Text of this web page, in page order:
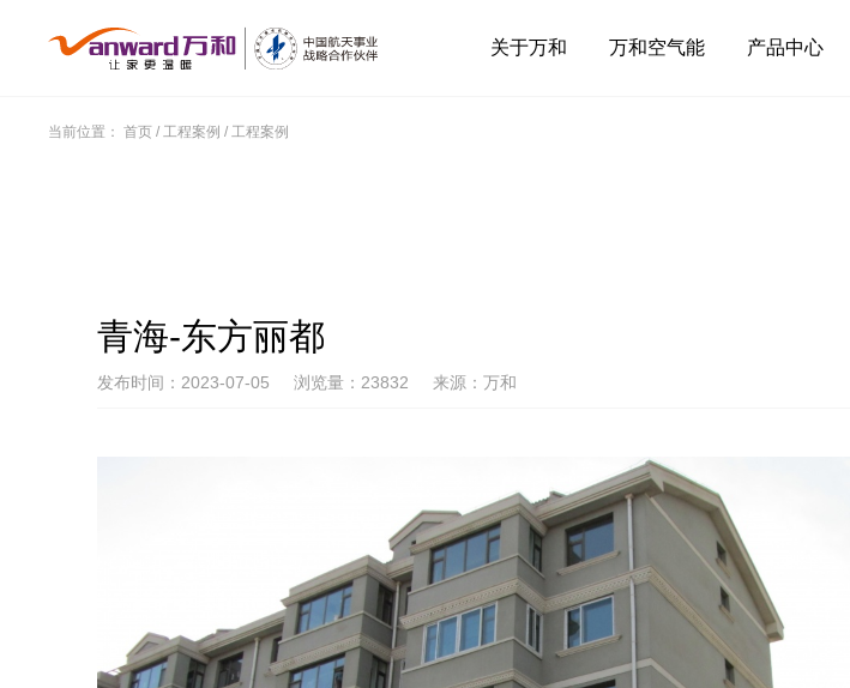
关于万和 万和空气能 产品中心
当前位置：首页 /工程案例 /工程案例
青海-东方丽都
发布时间：2023-07-05 浏览量：23832 来源：万和